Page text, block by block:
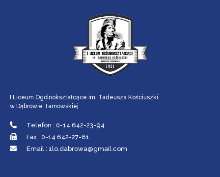
I Liceum Ogólnokształcące im. Tadeusza Kościuszki
w Dąbrowie Tarnowskiej
Telefon : 0-14 642-23-94
Fax : 0-14 642-27-61
Email : 1lo.dabrowa@gmail.com